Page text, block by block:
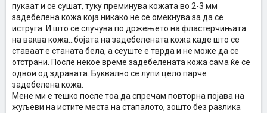
пукаат и се сушат, туку преминува кожата во 2-3 мм
задебелена кожа која никако не се омекнува за да се
иструга. И што се случува по држењето на фластерчињата
на ваква кожа...бојата на задебелената кожа каде што се
ставаат е станата бела, а сеуште е тврда и не може да се
отстрани. После некое време задебелената кожа сама ќе се
одвои од здравата. Буквално се лупи цело парче
задебелена кожа.
Мене ми е тешко после тоа да спречам повторна појава на
жуљеви на истите места на стапалото, зошто без разлика